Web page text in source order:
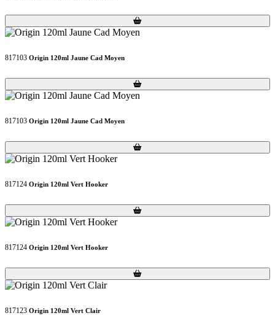
Loading...
Loading...
817103 Origin 120ml Jaune Cad Moyen
Loading...
Loading...
817103 Origin 120ml Jaune Cad Moyen
Loading...
Loading...
817124 Origin 120ml Vert Hooker
Loading...
Loading...
817124 Origin 120ml Vert Hooker
Loading...
Loading...
817123 Origin 120ml Vert Clair